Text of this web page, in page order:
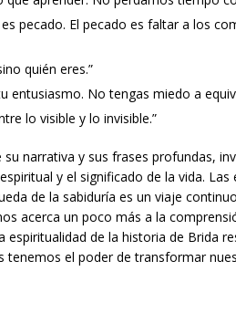
pecado. El pecado es faltar a los
quién eres.”
entusiasmo. No tengas miedo a
lo visible y lo invisible.”
su narrativa y sus frases profundas,
y el significado de la vida. Las
de la sabiduría es un viaje
acerca un poco más a la
de la historia de Brida
el poder de transformar